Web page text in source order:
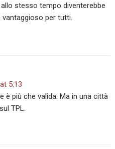
stesso tempo diventerebbe
per tutti.
5:13
è più che valida. Ma in una città
TPL.